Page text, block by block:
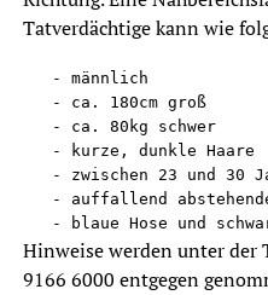
Tatverdächtige kann wie
   - männlich
   - ca. 180cm groß
   - ca. 80kg schwer
   - kurze, dunkle Haare
- zwischen 23 und 30
- auffallend
- blaue Hose und
Hinweise werden unter der
9166 6000 entgegen